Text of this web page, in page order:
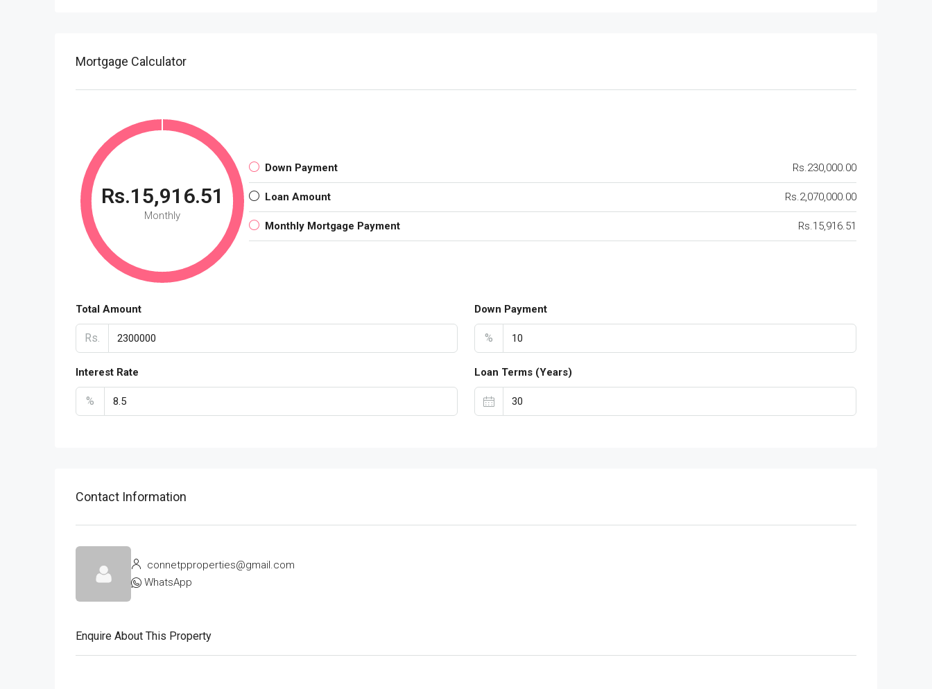
Mortgage Calculator
Rs.15,916.51
Monthly
Down Payment Rs.230,000.00
Loan Amount Rs.2,070,000.00
Monthly Mortgage Payment Rs.15,916.51
Total Amount
Rs.
Down Payment
%
Interest Rate
%
Loan Terms (Years)
Contact Information
connetpproperties@gmail.com
WhatsApp
Enquire About This Property